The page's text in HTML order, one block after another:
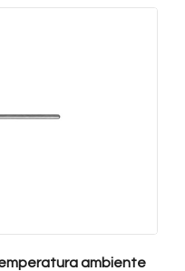
ambiente